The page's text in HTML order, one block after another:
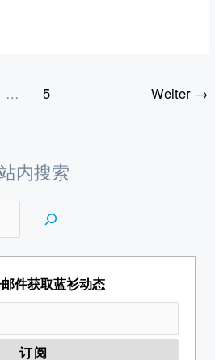
… 5 Weiter →
内搜索
件获取蓝衫动态